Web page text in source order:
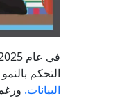
التحكم
البيانات.